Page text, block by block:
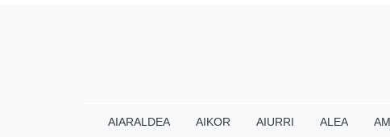
AIARALDEA AIKOR AIURRI ALEA